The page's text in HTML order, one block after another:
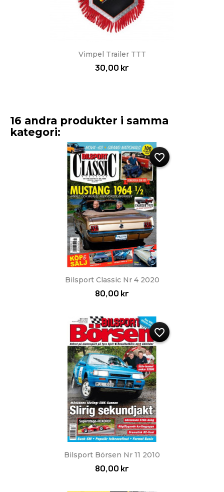
Vimpel Trailer TTT
30,00 kr
16 andra produkter i samma
kategori:
Bilsport Classic Nr 4 2020
80,00 kr
favorite_border
Bilsport Börsen Nr 11 2010
80,00 kr
favorite_border